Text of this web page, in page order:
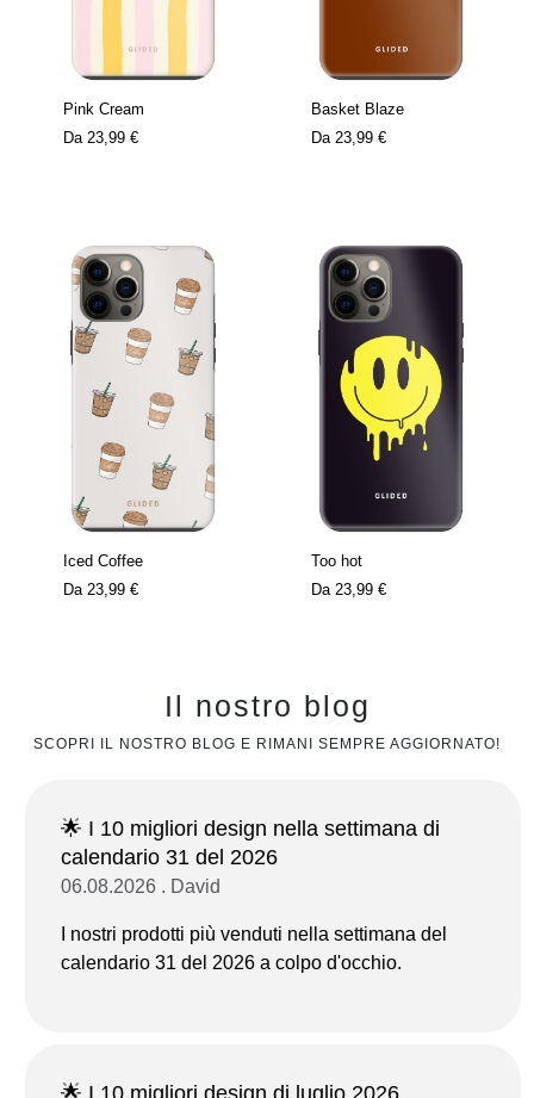
Pink Cream
Da 23,99 €
Basket Blaze
Da 23,99 €
Iced Coffee
Da 23,99 €
Too hot
Da 23,99 €
Il nostro blog
SCOPRI IL NOSTRO BLOG E RIMANI SEMPRE AGGIORNATO!
🌟 I 10 migliori design nella settimana di
calendario 31 del 2026
06.08.2026 . David
I nostri prodotti più venduti nella settimana del
calendario 31 del 2026 a colpo d'occhio.
🌟 I 10 migliori design di luglio 2026